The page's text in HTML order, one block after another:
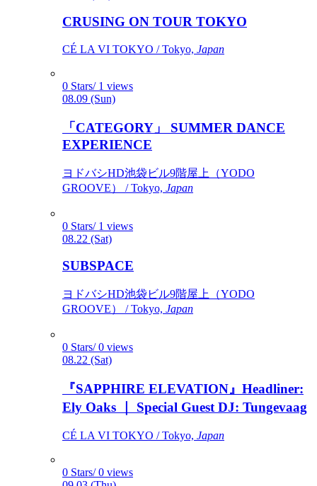
CRUSING ON TOUR TOKYO
CÉ LA VI TOKYO / Tokyo, Japan
0 Stars/ 1 views
08.09 (Sun)
「CATEGORY」 SUMMER DANCE
EXPERIENCE
ヨドバシHD池袋ビル9階屋上（YODO
GROOVE） / Tokyo, Japan
0 Stars/ 1 views
08.22 (Sat)
SUBSPACE
ヨドバシHD池袋ビル9階屋上（YODO
GROOVE） / Tokyo, Japan
0 Stars/ 0 views
08.22 (Sat)
『SAPPHIRE ELEVATION』Headliner:
Ely Oaks ｜ Special Guest DJ: Tungevaag
CÉ LA VI TOKYO / Tokyo, Japan
0 Stars/ 0 views